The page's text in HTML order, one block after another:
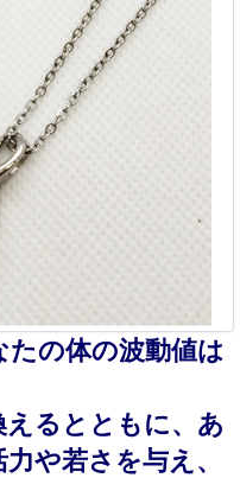
の体の波動値は
るとともに、あ
や若さを与え、